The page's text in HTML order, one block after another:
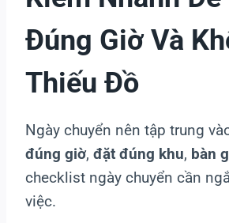
Đúng Giờ Và
Thiếu Đồ
Ngày chuyển nên tập trung
đúng giờ, đặt đúng khu, bàn
checklist ngày chuyển cần
việc.